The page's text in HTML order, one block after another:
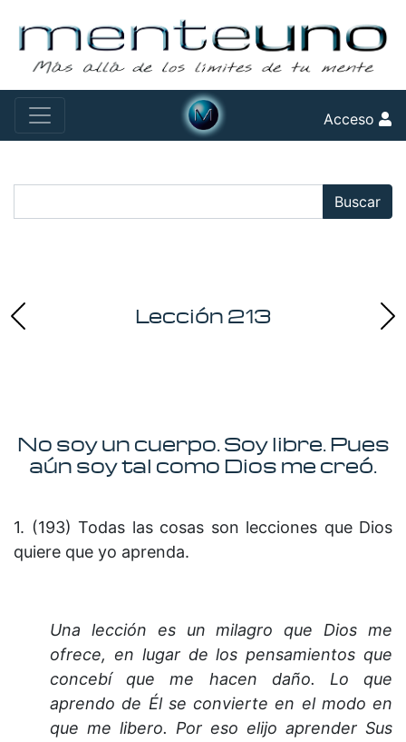
Acceso
Buscar
Lección 213
No soy un cuerpo. Soy libre. Pues
aún soy tal como Dios me creó.
1. (193) Todas las cosas son lecciones que Dios
quiere que yo aprenda.
Una lección es un milagro que Dios me
ofrece, en lugar de los pensamientos que
concebí que me hacen daño. Lo que
aprendo de Él se convierte en el modo en
que me libero. Por eso elijo aprender Sus